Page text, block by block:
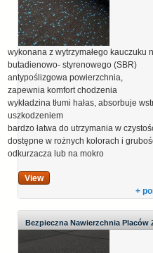
wykonana z wytrzymałego kauczuku
butadienowo- styrenowego (SBR)
antypoślizgowa powierzchnia,
zapewnia komfort chodzenia
wykładzina tłumi hałas, absorbuje
uszkodzeniem
bardzo łatwa do utrzymania w
dostępne w rożnych kolorach i
odkurzacza lub na mokro
View
+
Bezpieczna Nawierzchnia Placów